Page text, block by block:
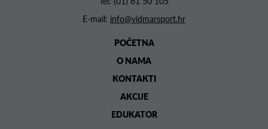
E-mail: info@vidmarsport.hr
POČETNA
O NAMA
KONTAKTI
AKCIJE
EDUKATOR